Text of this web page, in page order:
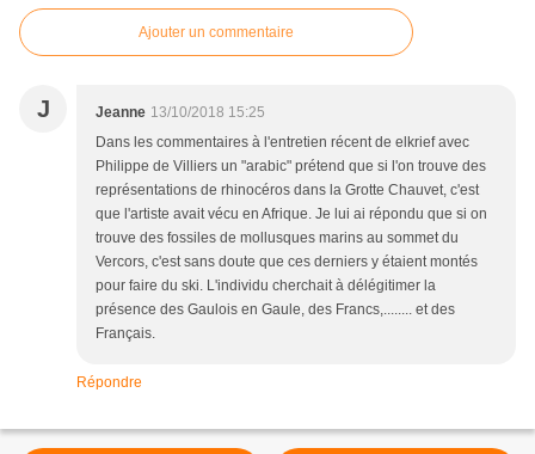
Ajouter un commentaire
J Jeanne 13/10/2018 15:25
Dans les commentaires à l'entretien récent de elkrief avec
Philippe de Villiers un "arabic" prétend que si l'on trouve des
représentations de rhinocéros dans la Grotte Chauvet, c'est
que l'artiste avait vécu en Afrique. Je lui ai répondu que si on
trouve des fossiles de mollusques marins au sommet du
Vercors, c'est sans doute que ces derniers y étaient montés
pour faire du ski. L'individu cherchait à délégitimer la
présence des Gaulois en Gaule, des Francs,........ et des
Français.
Répondre